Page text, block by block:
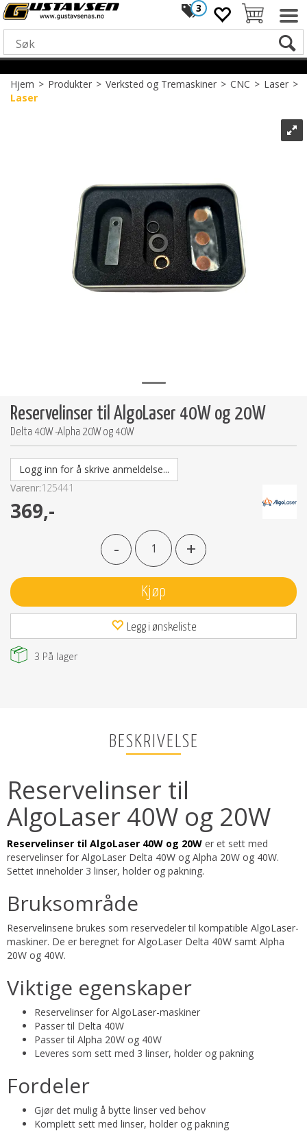
3
Hjem>Produkter>Verksted og Tremaskiner>CNC>Laser>
Laser
Reservelinser til AlgoLaser 40W og 20W
Delta 40W -Alpha 20W og 40W
Logg inn for å skrive anmeldelse...
Varenr:125441
369,-
- +
Kjøp
Legg i ønskeliste
3 På lager
BESKRIVELSE
Reservelinser til
AlgoLaser 40W og 20W
Reservelinser til AlgoLaser 40W og 20W er et sett med
reservelinser for AlgoLaser Delta 40W og Alpha 20W og 40W.
Settet inneholder 3 linser, holder og pakning.
Bruksområde
Reservelinsene brukes som reservedeler til kompatible AlgoLaser-
maskiner. De er beregnet for AlgoLaser Delta 40W samt Alpha
20W og 40W.
Viktige egenskaper
Reservelinser for AlgoLaser-maskiner
Passer til Delta 40W
Passer til Alpha 20W og 40W
Leveres som sett med 3 linser, holder og pakning
Fordeler
Gjør det mulig å bytte linser ved behov
Komplett sett med linser, holder og pakning